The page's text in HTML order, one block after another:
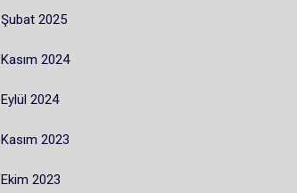
Şubat 2025
Kasım 2024
Eylül 2024
Kasım 2023
Ekim 2023